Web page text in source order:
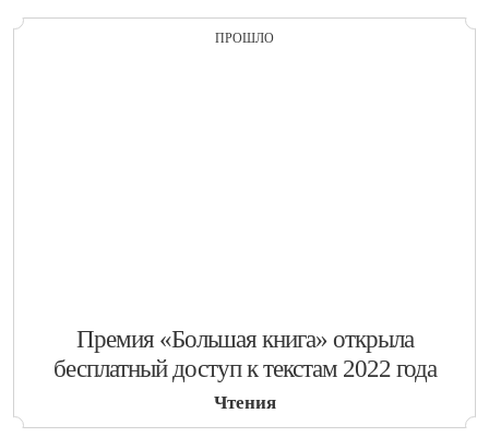
ПРОШЛО
​Премия «Большая книга» открыла
бесплатный доступ к текстам 2022 года
Чтения